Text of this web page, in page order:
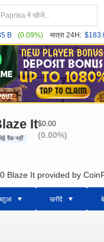
B (0.09%) मात्रा 24H:
It
रैंक नहीं
$0.00
(0.00%)
Blaze It provided by
बटुआ खरीदें